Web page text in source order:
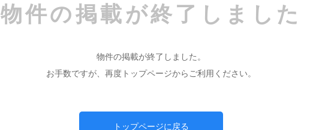
物件の掲載が終了しました
物件の掲載が終了しました。
お手数ですが、再度トップページからご利用ください。
トップページに戻る